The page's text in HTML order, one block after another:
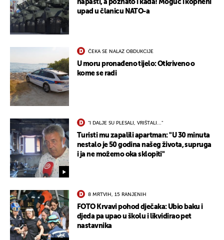
napasti, a poznato i kada! Moguć i kopneni
upad u članicu NATO-a
ČEKA SE NALAZ OBDUKCIJE
U moru pronađeno tijelo: Otkriveno o
kome se radi
"I DALJE SU PLESALI, VRIŠTALI..."
Turisti mu zapalili apartman: "U 30 minuta
nestalo je 50 godina našeg života, supruga
i ja ne možemo oka sklopiti"
8 MRTVIH, 15 RANJENIH
FOTO Krvavi pohod dječaka: Ubio baku i
djeda pa upao u školu i likvidirao pet
nastavnika
UKLJUČITE NOTIFIKACIJE